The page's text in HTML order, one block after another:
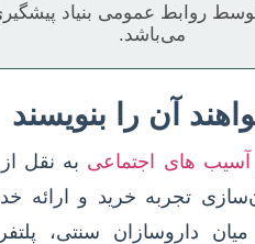
روابط عمومی بنیاد
می‌باشد.
آن را بنویسند
آسیب های اجتماعی به نقل
تجربه خرید و ارائه
داروسازان سنتی،